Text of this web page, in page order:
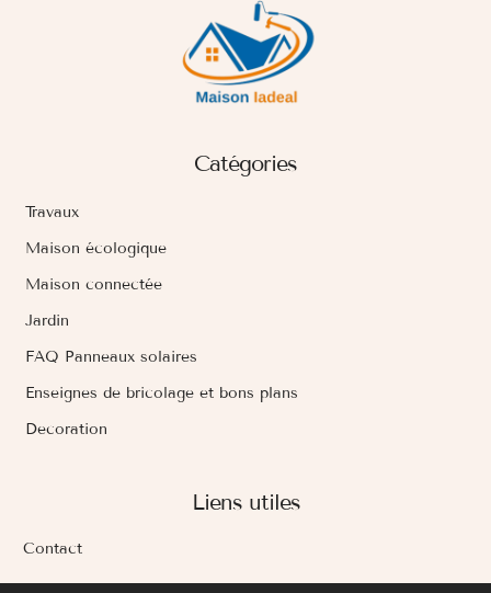
Catégories
Travaux
Maison écologique
Maison connectée
Jardin
FAQ Panneaux solaires
Enseignes de bricolage et bons plans
Decoration
Liens utiles
Contact